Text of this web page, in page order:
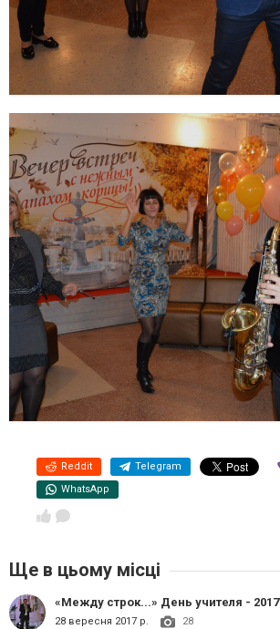
Reddit Telegram
WhatsApp
Ще в цьому місці
«Между строк...» День учителя - 2017
28 вересня 2017 р. 28